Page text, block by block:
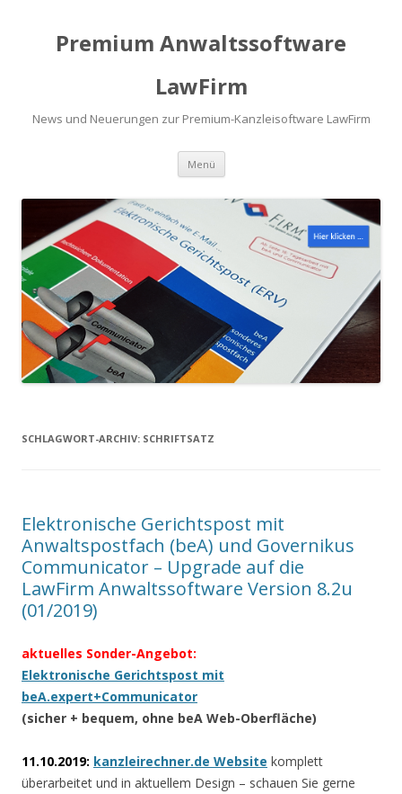
Premium Anwaltssoftware
LawFirm
News und Neuerungen zur Premium-Kanzleisoftware LawFirm
Menü
SCHLAGWORT-ARCHIV: SCHRIFTSATZ
Elektronische Gerichtspost mit
Anwaltspostfach (beA) und Governikus
Communicator – Upgrade auf die
LawFirm Anwaltssoftware Version 8.2u
(01/2019)
aktuelles Sonder-Angebot:
Elektronische Gerichtspost mit
beA.expert+Communicator
(sicher + bequem, ohne beA Web-Oberfläche)
11.10.2019: kanzleirechner.de Website komplett
überarbeitet und in aktuellem Design – schauen Sie gerne